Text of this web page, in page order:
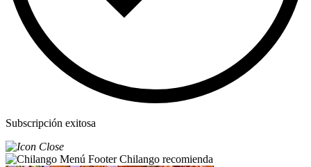
Subscripción exitosa
Chilango recomienda